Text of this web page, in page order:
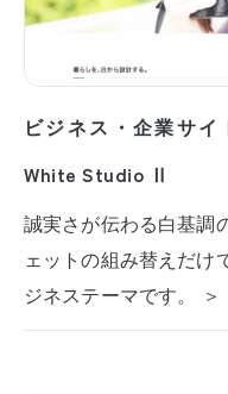
ビジネス・企業サイ
White Studio Ⅱ
誠実さが伝わる白基調
ェットの組み替えだけ
ジネステーマです。 ＞